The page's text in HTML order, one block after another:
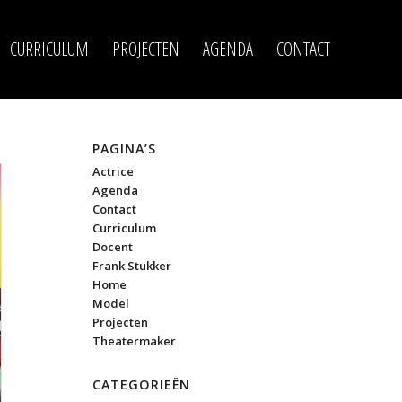
CURRICULUM PROJECTEN AGENDA CONTACT
PAGINA’S
Actrice
Agenda
Contact
Curriculum
Docent
Frank Stukker
Home
Model
Projecten
Theatermaker
CATEGORIEËN